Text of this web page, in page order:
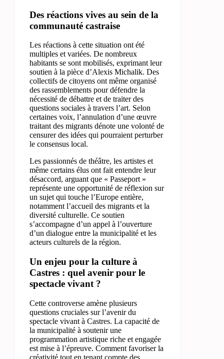
Des réactions vives au sein de la
communauté castraise
Les réactions à cette situation ont été
multiples et variées. De nombreux
habitants se sont mobilisés, exprimant leur
soutien à la pièce d’Alexis Michalik. Des
collectifs de citoyens ont même organisé
des rassemblements pour défendre la
nécessité de débattre et de traiter des
questions sociales à travers l’art. Selon
certaines voix, l’annulation d’une œuvre
traitant des migrants dénote une volonté de
censurer des idées qui pourraient perturber
le consensus local.
Les passionnés de théâtre, les artistes et
même certains élus ont fait entendre leur
désaccord, arguant que « Passeport »
représente une opportunité de réflexion sur
un sujet qui touche l’Europe entière,
notamment l’accueil des migrants et la
diversité culturelle. Ce soutien
s’accompagne d’un appel à l’ouverture
d’un dialogue entre la municipalité et les
acteurs culturels de la région.
Un enjeu pour la culture à
Castres : quel avenir pour le
spectacle vivant ?
Cette controverse amène plusieurs
questions cruciales sur l’avenir du
spectacle vivant à Castres. La capacité de
la municipalité à soutenir une
programmation artistique riche et engagée
est mise à l’épreuve. Comment favoriser la
créativité tout en tenant compte des